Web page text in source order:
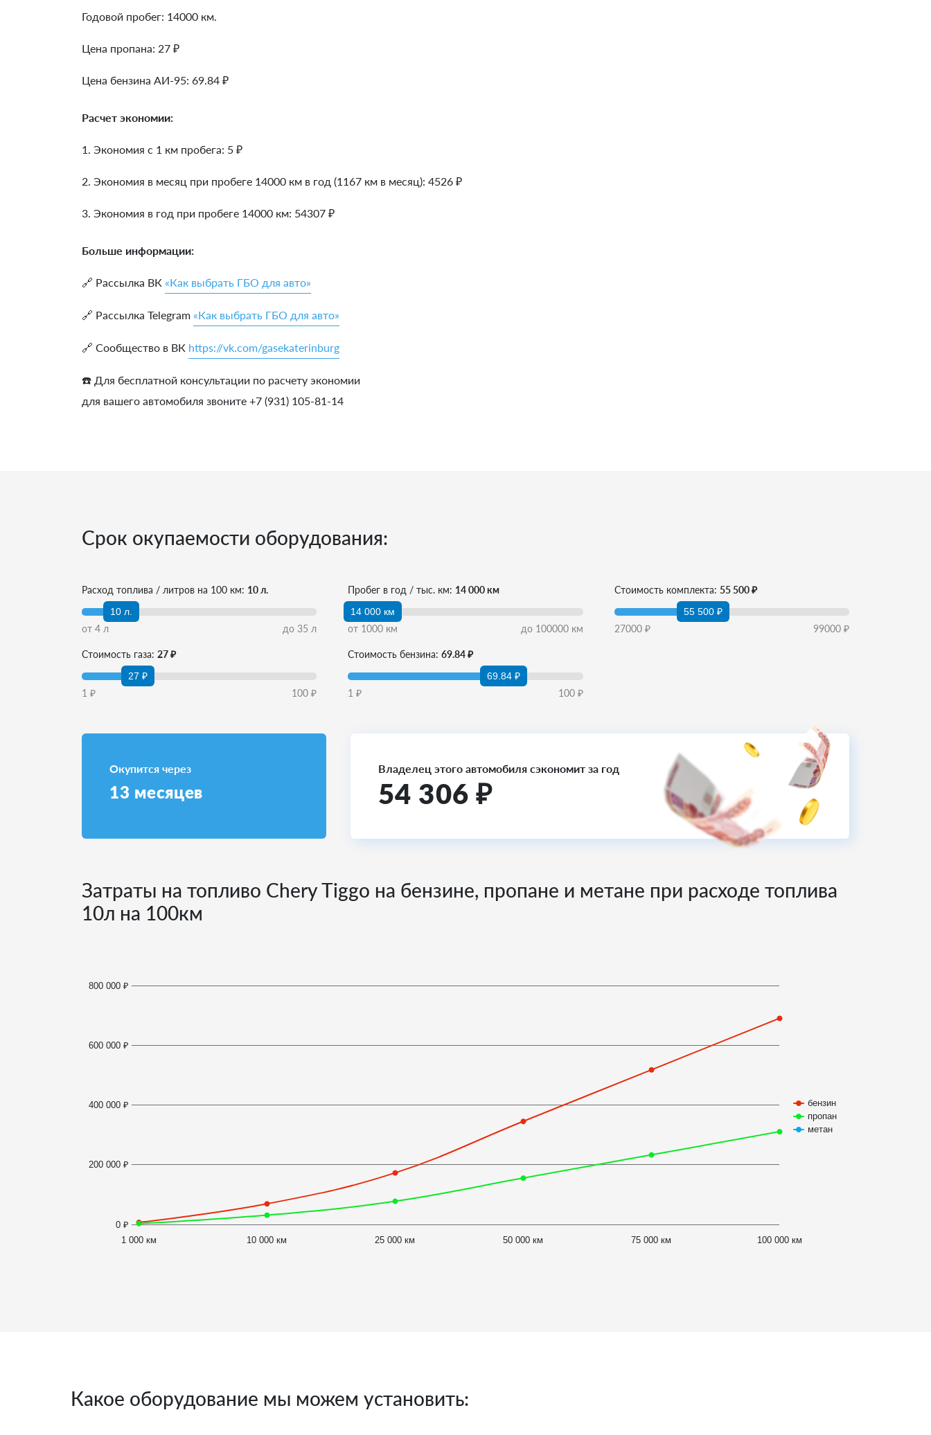
Годовой пробег: 14000 км.
Цена пропана: 27 ₽
Цена бензина АИ-95: 69.84 ₽
Расчет экономии:
1. Экономия с 1 км пробега: 5 ₽
2. Экономия в месяц при пробеге 14000 км в год (1167 км в месяц): 4526 ₽
3. Экономия в год при пробеге 14000 км: 54307 ₽
Больше информации:
🔗 Рассылка ВК «Как выбрать ГБО для авто»
🔗 Рассылка Telegram «Как выбрать ГБО для авто»
🔗 Сообщество в ВК https://vk.com/gasekaterinburg
☎️ Для бесплатной консультации по расчету экономии
для вашего автомобиля звоните +7 (931) 105-81-14
Срок окупаемости оборудования:
Расход топлива / литров на 100 км: 10 л.
10 л.
от 4 л до35 л
Пробег в год / тыс. км: 14 000 км
14 000 км
от 1000 км до 100000км
Стоимость комплекта: 55 500 ₽
55 500 ₽
27000₽ 99000₽
Стоимость газа: 27 ₽
27 ₽
1 ₽ 100 ₽
Стоимость бензина:69.84 ₽
69.84 ₽
1 ₽ 100₽
Окупится через
13 месяцев
Владелец этого автомобиля сэкономит за год
54 306 ₽
Затраты на топливо Chery Tiggo на бензине, пропане и метане при расходе топлива
10л на 100км
бензин
пропан
метан
1 000 км 10 000 км 25 000 км 50 000 км 75 000 км 100 000 км
0 ₽
200 000 ₽
400 000 ₽
600 000 ₽
800 000 ₽
Какое оборудование мы можем установить: